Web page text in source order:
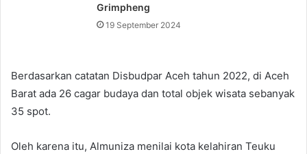
Grimpheng
19 September 2024
Berdasarkan catatan Disbudpar Aceh tahun 2022, di Aceh
Barat ada 26 cagar budaya dan total objek wisata sebanyak
35 spot.
Oleh karena itu, Almuniza menilai kota kelahiran Teuku